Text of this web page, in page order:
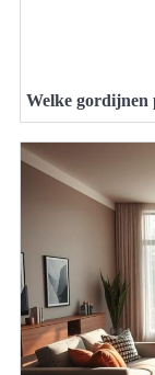
Welke gordijnen